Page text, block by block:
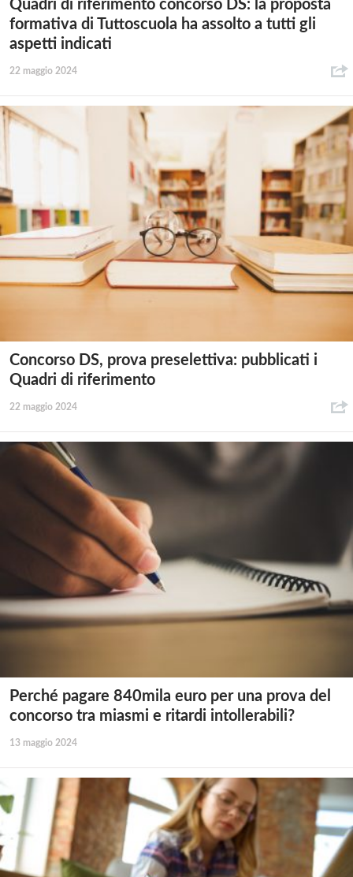
Quadri di riferimento concorso DS: la proposta
formativa di Tuttoscuola ha assolto a tutti gli
aspetti indicati
22 maggio 2024
Concorso DS, prova preselettiva: pubblicati i
Quadri di riferimento
22 maggio 2024
Perché pagare 840mila euro per una prova del
concorso tra miasmi e ritardi intollerabili?
13 maggio 2024